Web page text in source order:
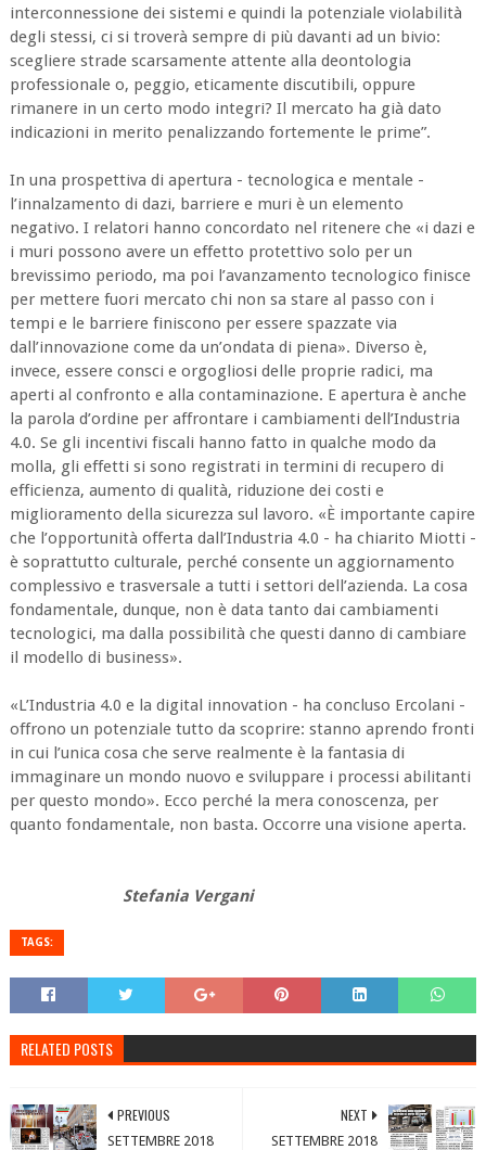
interconnessione dei sistemi e quindi la potenziale violabilità
degli stessi, ci si troverà sempre di più davanti ad un bivio:
scegliere strade scarsamente attente alla deontologia
professionale o, peggio, eticamente discutibili, oppure
rimanere in un certo modo integri? Il mercato ha già dato
indicazioni in merito penalizzando fortemente le prime”.
In una prospettiva di apertura - tecnologica e mentale -
l’innalzamento di dazi, barriere e muri è un elemento
negativo. I relatori hanno concordato nel ritenere che «i dazi e
i muri possono avere un effetto protettivo solo per un
brevissimo periodo, ma poi l’avanzamento tecnologico finisce
per mettere fuori mercato chi non sa stare al passo con i
tempi e le barriere finiscono per essere spazzate via
dall’innovazione come da un’ondata di piena». Diverso è,
invece, essere consci e orgogliosi delle proprie radici, ma
aperti al confronto e alla contaminazione. E apertura è anche
la parola d’ordine per affrontare i cambiamenti dell’Industria
4.0. Se gli incentivi fiscali hanno fatto in qualche modo da
molla, gli effetti si sono registrati in termini di recupero di
efficienza, aumento di qualità, riduzione dei costi e
miglioramento della sicurezza sul lavoro. «È importante capire
che l’opportunità offerta dall’Industria 4.0 - ha chiarito Miotti -
è soprattutto culturale, perché consente un aggiornamento
complessivo e trasversale a tutti i settori dell’azienda. La cosa
fondamentale, dunque, non è data tanto dai cambiamenti
tecnologici, ma dalla possibilità che questi danno di cambiare
il modello di business».
«L’Industria 4.0 e la digital innovation - ha concluso Ercolani -
offrono un potenziale tutto da scoprire: stanno aprendo fronti
in cui l’unica cosa che serve realmente è la fantasia di
immaginare un mondo nuovo e sviluppare i processi abilitanti
per questo mondo». Ecco perché la mera conoscenza, per
quanto fondamentale, non basta. Occorre una visione aperta.
Stefania Vergani
TAGS:
RELATED POSTS
NEXT
SETTEMBRE 2018
PREVIOUS
SETTEMBRE 2018